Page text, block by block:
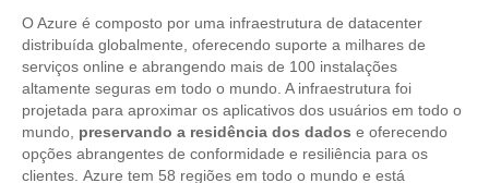
O Azure é composto por uma infraestrutura de datacenter
distribuída globalmente, oferecendo suporte a milhares de
serviços online e abrangendo mais de 100 instalações
altamente seguras em todo o mundo. A infraestrutura foi
projetada para aproximar os aplicativos dos usuários em todo o
mundo, preservando a residência dos dados e oferecendo
opções abrangentes de conformidade e resiliência para os
clientes. Azure tem 58 regiões em todo o mundo e está